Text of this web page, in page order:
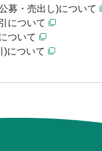
募・売出し)について
について
ついて
)について